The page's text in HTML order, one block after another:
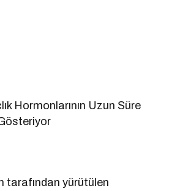
Hormonlarının Uzun Süre
tarafından yürütülen